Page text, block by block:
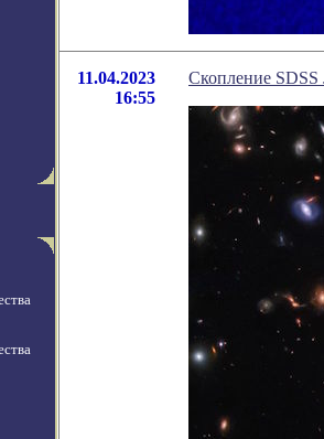
11.04.2023
16:55
Скопление SDSS